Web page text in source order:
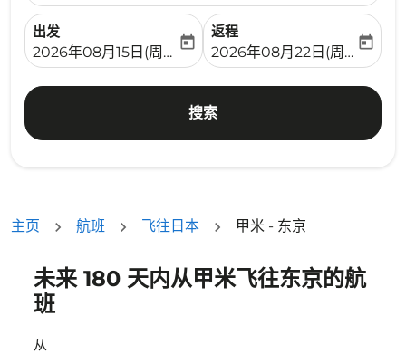
出发
fc-booking-departure-date-aria-label
2026年08月15日(周六)
today
返程
fc-booking-return-date-
2026年08月22日(周六)
today
搜索
主页 航班 飞往日本 甲米 - 东京
未来 180 天内从甲米飞往东京的航
班
从
没有符合您的筛选条件的机票。请调整您的筛选条件。